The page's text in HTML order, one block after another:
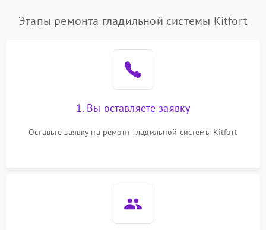
Этапы ремонта гладильной системы Kitfort
1. Вы оставляете заявку
Оставьте заявку на ремонт гладильной системы Kitfort